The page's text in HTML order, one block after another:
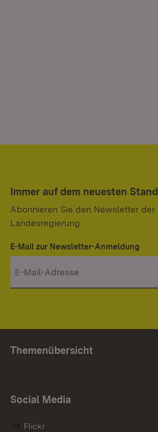
Immer auf dem neuesten Stand
Abonnieren Sie den Newsletter der
Landesregierung.
E-Mail zur Newsletter-Anmeldung
Themenübersicht
Social Media
Flickr